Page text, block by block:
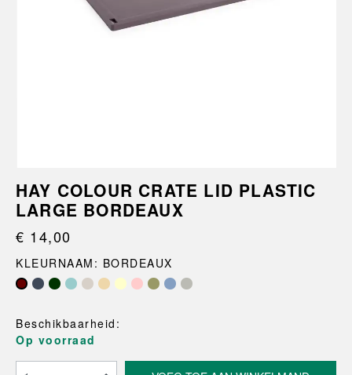
HAY COLOUR CRATE LID PLASTIC
LARGE BORDEAUX
€ 14,00
KLEURNAAM: BORDEAUX
Beschikbaarheid:
Op voorraad